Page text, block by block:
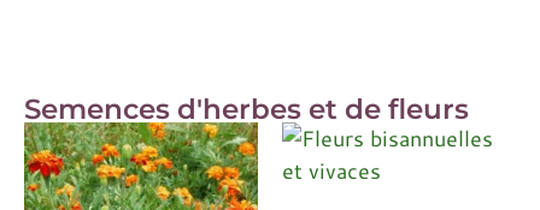
Semences d'herbes et de fleurs